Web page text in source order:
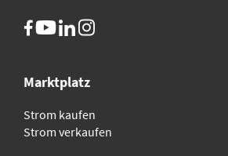
Marktplatz
Strom kaufen
Strom verkaufen